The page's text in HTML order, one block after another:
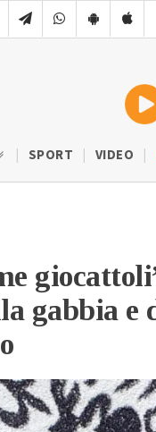
SPORT VIDEO
gabbia e